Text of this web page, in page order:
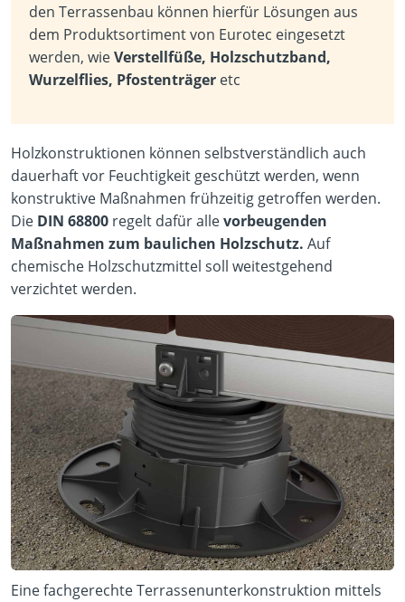
den Terrassenbau können hierfür Lösungen aus
dem Produktsortiment von Eurotec eingesetzt
werden, wieVerstellfüße, Holzschutzband,
Wurzelflies, Pfostenträger etc
Holzkonstruktionen können selbstverständlich auch
dauerhaft vor Feuchtigkeit geschützt werden, wenn
konstruktive Maßnahmen frühzeitig getroffen werden.
Die DIN 68800 regelt dafür allevorbeugenden
Maßnahmen zum baulichen Holzschutz. Auf
chemische Holzschutzmittel soll weitestgehend
verzichtet werden.
Eine fachgerechte Terrassenunterkonstruktion mittels